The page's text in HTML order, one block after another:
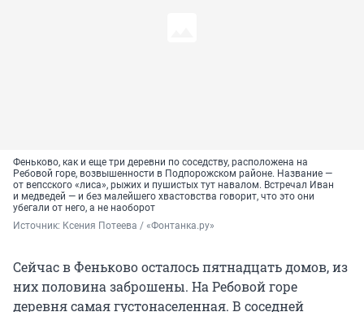
Феньково, как и еще три деревни по соседству, расположена на
Ребовой горе, возвышенности в Подпорожском районе. Название —
от вепсского «лиса», рыжих и пушистых тут навалом. Встречал Иван
и медведей — и без малейшего хвастовства говорит, что это они
убегали от него, а не наоборот
Источник: Ксения Потеева / «Фонтанка.ру»
Сейчас в Феньково осталось пятнадцать домов, из
них половина заброшены. На Ребовой горе
деревня самая густонаселенная. В соседней